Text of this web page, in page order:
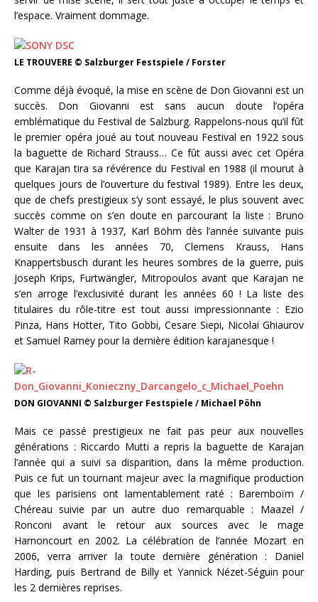
l’espace. Vraiment dommage.
LE TROUVERE © Salzburger Festspiele / Forster
Comme déjà évoqué, la mise en scène de Don Giovanni est un
succès. Don Giovanni est sans aucun doute l’opéra
emblématique du Festival de Salzburg. Rappelons-nous qu’il fût
le premier opéra joué au tout nouveau Festival en 1922 sous
la baguette de Richard Strauss… Ce fût aussi avec cet Opéra
que Karajan tira sa révérence du Festival en 1988 (il mourut à
quelques jours de l’ouverture du festival 1989). Entre les deux,
que de chefs prestigieux s’y sont essayé, le plus souvent avec
succès comme on s’en doute en parcourant la liste : Bruno
Walter de 1931 à 1937, Karl Böhm dès l’année suivante puis
ensuite dans les années 70, Clemens Krauss, Hans
Knappertsbusch durant les heures sombres de la guerre, puis
Joseph Krips, Furtwängler, Mitropoulos avant que Karajan ne
s’en arroge l’exclusivité durant les années 60 ! La liste des
titulaires du rôle-titre est tout aussi impressionnante : Ezio
Pinza, Hans Hotter, Tito Gobbi, Cesare Siepi, Nicolai Ghiaurov
et Samuel Ramey pour la dernière édition karajanesque !
DON GIOVANNI © Salzburger Festspiele / Michael Pöhn
Mais ce passé prestigieux ne fait pas peur aux nouvelles
générations : Riccardo Mutti a repris la baguette de Karajan
l’année qui a suivi sa disparition, dans la même production.
Puis ce fut un tournant majeur avec la magnifique production
que les parisiens ont lamentablement raté : Baremboïm /
Chéreau suivie par un autre duo remarquable : Maazel /
Ronconi avant le retour aux sources avec le mage
Harnoncourt en 2002. La célébration de l’année Mozart en
2006, verra arriver la toute dernière génération : Daniel
Harding, puis Bertrand de Billy et Yannick Nézet-Séguin pour
les 2 dernières reprises.